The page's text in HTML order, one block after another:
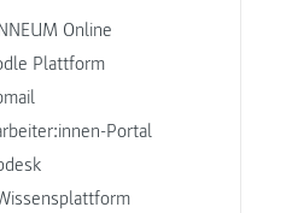
Online
Plattform
Portal